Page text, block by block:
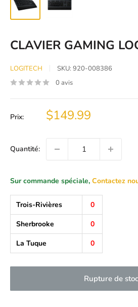
CLAVIER GAMING
LOGITECH SKU: 920-008386
0 avis
Prix: Prix
$149.99
Quantité:
Sur commande spéciale, Contactez
Trois-Rivières
0
Sherbrooke
0
La Tuque
0
Rupture de